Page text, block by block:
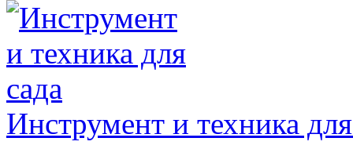
Инструмент и техника